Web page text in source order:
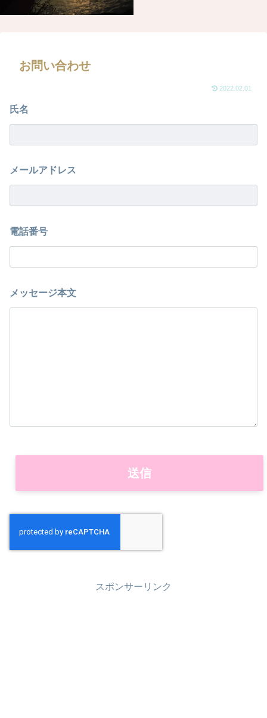
お問い合わせ
2022.02.01
氏名
メールアドレス
電話番号
メッセージ本文
スポンサーリンク